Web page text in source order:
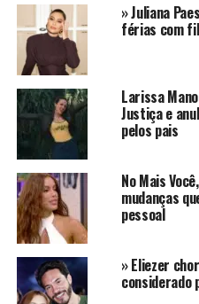
Tatá Werneck
enjoos na
Maria
Tatá recordou que
extremamente desafiadora,
recorrentes, chegando a 40
obrigada a ficar em repouso
Além disso, ela também
desenvolveu urticária em
Apesar de todas as
» Juliana
férias com
Larissa
Justiça e
pelos pais
No Mais
mudanças
pessoal
» Eliezer
considerado